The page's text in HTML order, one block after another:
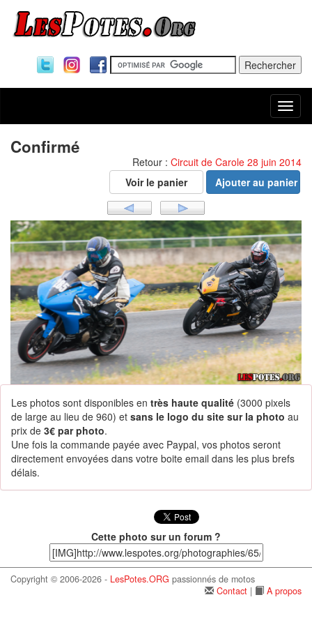
Confirmé
Retour : Circuit de Carole 28 juin 2014
Les photos sont disponibles en très haute qualité (3000 pixels
de large au lieu de 960) et sans le logo du site sur la photo au
prix de 3€ par photo.
Une fois la commande payée avec Paypal, vos photos seront
directement envoyées dans votre boite email dans les plus brefs
délais.
Cette photo sur un forum ?
Copyright © 2006-2026 - LesPotes.ORG passionnés de motos
Contact | A propos